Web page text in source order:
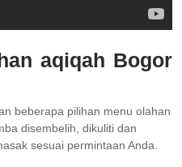
aqiqah Bogor
beberapa pilihan menu olahan
disembelih, dikuliti dan
sesuai permintaan Anda.